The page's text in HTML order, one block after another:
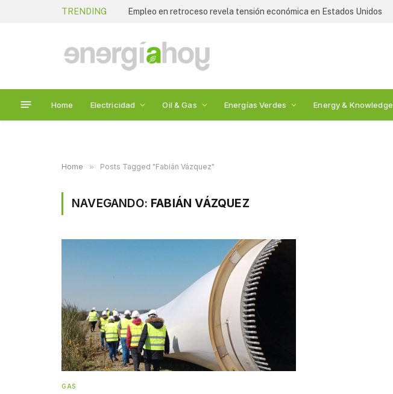
TRENDING Empleo en retroceso revela tensión económica en Estados Unidos
Home Electricidad Oil & Gas Energías Verdes Energy & Knowledge
Home » Posts Tagged "Fabián Vázquez"
NAVEGANDO: FABIÁN VÁZQUEZ
GAS